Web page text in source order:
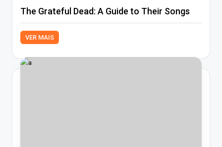
The Grateful Dead: A Guide to Their Songs
VER MAIS